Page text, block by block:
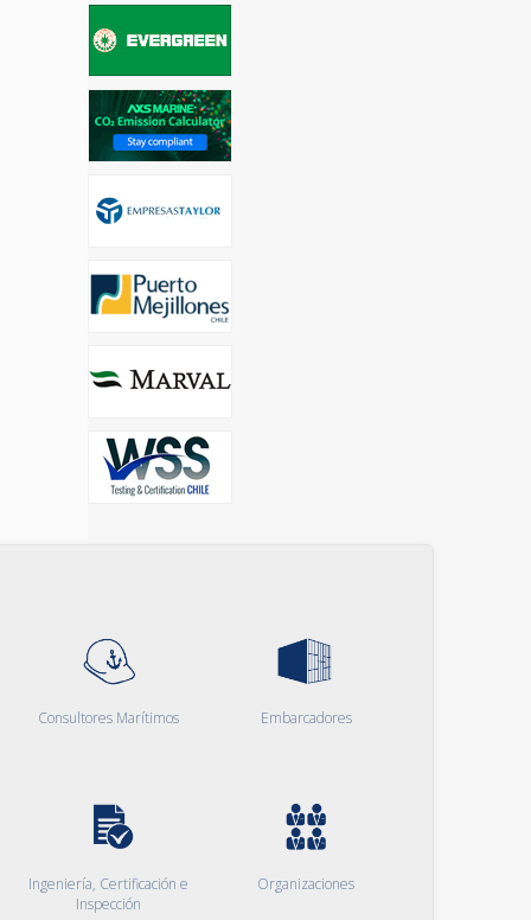
Consultores Marítimos Embarcadores
Ingeniería, Certificación e
Inspección
Organizaciones